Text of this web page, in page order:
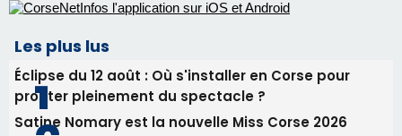
Alata - Soirée Tango Argentin au stade de San
Benedetto
05/08/2026 09:53
Biguglia : messe de la Sainte-Marie et
procession le 14 août